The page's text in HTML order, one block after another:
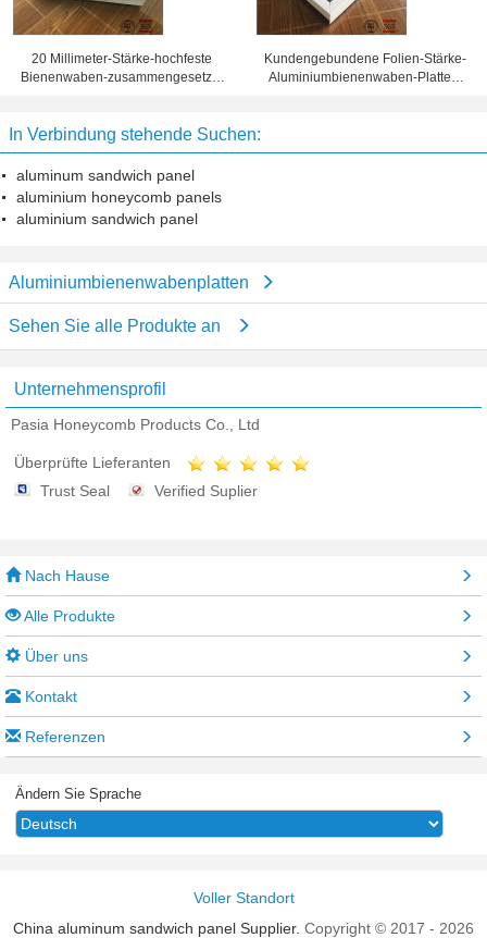
20 Millimeter-Stärke-hochfeste
Bienenwaben-zusammengesetzte
Kundengebundene Folien-Stärke-
Aluminiumbienenwaben-Platten,
In Verbindung stehende Suchen:
aluminum sandwich panel
aluminium honeycomb panels
aluminium sandwich panel
Aluminiumbienenwabenplatten
Sehen Sie alle Produkte an
Unternehmensprofil
Pasia Honeycomb Products Co., Ltd
Überprüfte Lieferanten
Trust Seal
Verified Suplier
Nach Hause
Alle Produkte
Über uns
Kontakt
Referenzen
Ändern Sie Sprache
Voller Standort
China aluminum sandwich panel Supplier. Copyright © 2017 - 2026